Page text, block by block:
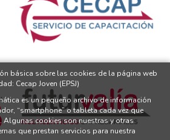
básica sobre las cookies de la página web
Cecap Joven (EPSJ)
es un pequeño archivo de información
“smartphone” o tableta cada vez que
Algunas cookies son nuestras y otras
que prestan servicios para nuestra